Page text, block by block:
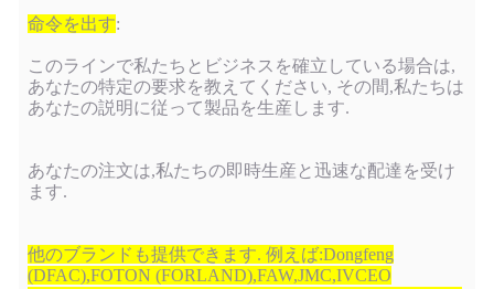
命令を出す:
このラインで私たちとビジネスを確立している場合は,
あなたの特定の要求を教えてください, その間,私たちは
あなたの説明に従って製品を生産します.
あなたの注文は,私たちの即時生産と迅速な配達を受け
ます.
他のブランドも提供できます. 例えば:Dongfeng
(DFAC),FOTON (FORLAND),FAW,JMC,IVCEO